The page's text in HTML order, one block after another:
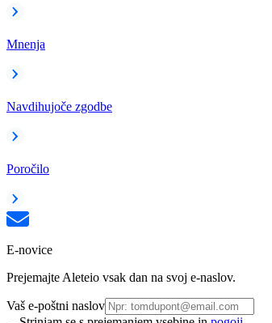
Mnenja
Navdihujoče zgodbe
Poročilo
E-novice
Prejemajte Aleteio vsak dan na svoj e-naslov.
Vaš e-poštni naslov